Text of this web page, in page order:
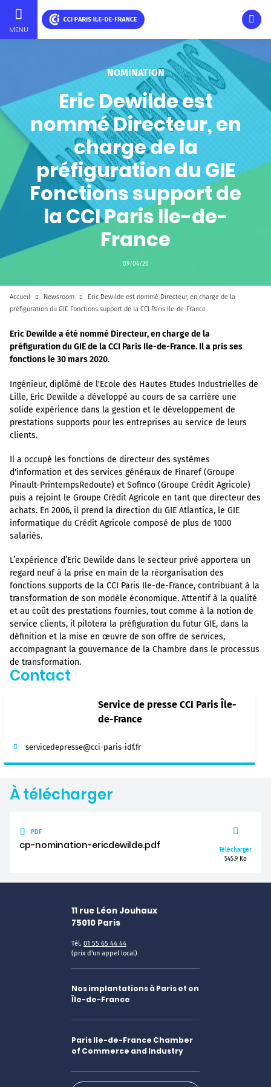
MENU
NOMINATION
Eric Dewilde est
nommé Directeur, en
charge de la
préfiguration du GIE
Fonctions support de
la CCI Paris Ile-de-
France
09/04/20
Accueil Newsroom
Eric Dewilde est nommé Directeur, en charge de la
préfiguration du GIE Fonctions support de la CCI Paris Ile-de-France
Eric Dewilde a été nommé Directeur, en charge de la
préfiguration du GIE de la CCI Paris Ile-de-France. Il a pris ses
fonctions le 30 mars 2020.
Ingénieur, diplômé de l'Ecole des Hautes Etudes Industrielles de
Lille, Eric Dewilde a développé au cours de sa carrière une
solide expérience dans la gestion et le développement de
prestations supports pour les entreprises au service de leurs
clients.
Il a occupé les fonctions de directeur des systèmes
d'information et des services généraux de Finaref (Groupe
Pinault-PrintempsRedoute) et Sofinco (Groupe Crédit Agricole)
puis a rejoint le Groupe Crédit Agricole en tant que directeur des
achats. En 2006, il prend la direction du GIE Atlantica, le GIE
informatique du Crédit Agricole composé de plus de 1000
salariés.
L’expérience d’Eric Dewilde dans le secteur privé apportera un
regard neuf à la prise en main de la réorganisation des
fonctions supports de la CCI Paris Ile-de-France, contribuant à la
transformation de son modèle économique. Attentif à la qualité
et au coût des prestations fournies, tout comme à la notion de
service clients, il pilotera la préfiguration du futur GIE, dans la
définition et la mise en œuvre de son offre de services,
accompagnant la gouvernance de la Chambre dans le processus
de transformation.
Contact
Service de presse CCI Paris Île-
de-France
servicedepresse@cci-paris-idf.fr
À télécharger
PDF
cp-nomination-ericdewilde.pdf
Télécharger
545.9 Ko
11 rue Léon Jouhaux
75010 Paris
Tél. 01 55 65 44 44
(prix d'un appel local)
Nos implantations à Paris et en
Île-de-France
Paris Ile-de-France Chamber
of Commerce and Industry